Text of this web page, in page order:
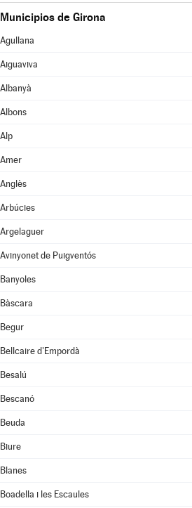
Municipios de Girona
Agullana
Aiguaviva
Albanyà
Albons
Alp
Amer
Anglès
Arbúcies
Argelaguer
Avinyonet de Puigventós
Banyoles
Bàscara
Begur
Bellcaire d'Empordà
Besalú
Bescanó
Beuda
Biure
Blanes
Boadella i les Escaules